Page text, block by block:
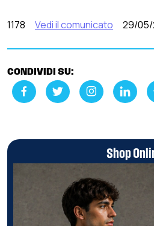
1178 Vedi il comunicato 29/
CONDIVIDI SU:
Shop